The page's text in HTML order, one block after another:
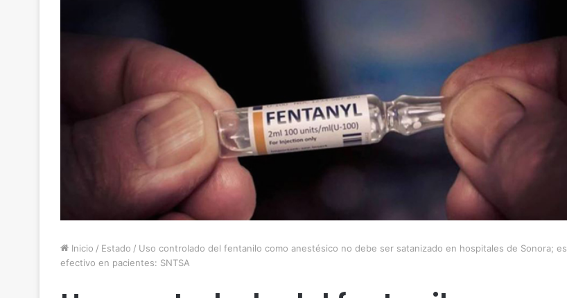
Inicio / Estado / Uso controlado del fentanilo como anestésico no debe ser satanizado en hospitales de Sonora; es
efectivo en pacientes: SNTSA